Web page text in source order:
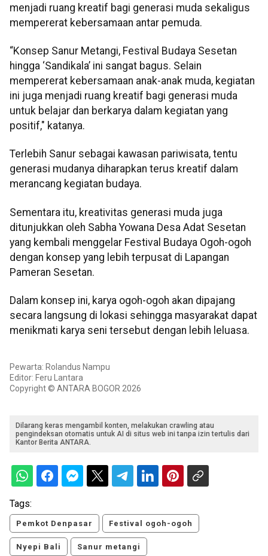
menjadi ruang kreatif bagi generasi muda sekaligus
mempererat kebersamaan antar pemuda.
“Konsep Sanur Metangi, Festival Budaya Sesetan
hingga ‘Sandikala’ ini sangat bagus. Selain
mempererat kebersamaan anak-anak muda, kegiatan
ini juga menjadi ruang kreatif bagi generasi muda
untuk belajar dan berkarya dalam kegiatan yang
positif," katanya.
Terlebih Sanur sebagai kawasan pariwisata, tentu
generasi mudanya diharapkan terus kreatif dalam
merancang kegiatan budaya.
Sementara itu, kreativitas generasi muda juga
ditunjukkan oleh Sabha Yowana Desa Adat Sesetan
yang kembali menggelar Festival Budaya Ogoh-ogoh
dengan konsep yang lebih terpusat di Lapangan
Pameran Sesetan.
Dalam konsep ini, karya ogoh-ogoh akan dipajang
secara langsung di lokasi sehingga masyarakat dapat
menikmati karya seni tersebut dengan lebih leluasa.
Pewarta: Rolandus Nampu
Editor: Feru Lantara
Copyright © ANTARA BOGOR 2026
Dilarang keras mengambil konten, melakukan crawling atau
pengindeksan otomatis untuk AI di situs web ini tanpa izin tertulis dari
Kantor Berita ANTARA.
Tags:
Pemkot Denpasar Festival ogoh-ogoh
Nyepi Bali Sanur metangi